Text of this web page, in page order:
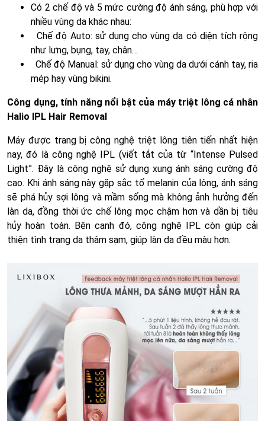
Có 2 chế độ và 5 mức cường độ ánh sáng, phù hợp với
nhiều vùng da khác nhau:
Chế độ Auto: sử dụng cho vùng da có diện tích rộng
như lưng, bụng, tay, chân…
Chế độ Manual: sử dụng cho vùng da dưới cánh tay, ria
mép hay vùng bikini.
Công dụng, tính năng nổi bật của máy triệt lông cá nhân
Halio IPL Hair Removal
Máy được trang bị công nghệ triệt lông tiên tiến nhất hiện
nay, đó là công nghệ IPL (viết tắt của từ “Intense Pulsed
Light”. Đây là công nghệ sử dụng xung ánh sáng cường độ
cao. Khi ánh sáng này gặp sắc tố melanin của lông, ánh sáng
sẽ phá hủy sợi lông và mầm sống mà không ảnh hưởng đến
làn da, đồng thời ức chế lông mọc chậm hơn và dần bị tiêu
hủy hoàn toàn. Bên cạnh đó, công nghệ IPL còn giúp cải
thiện tình trạng da thâm sạm, giúp làn da đều màu hơn.